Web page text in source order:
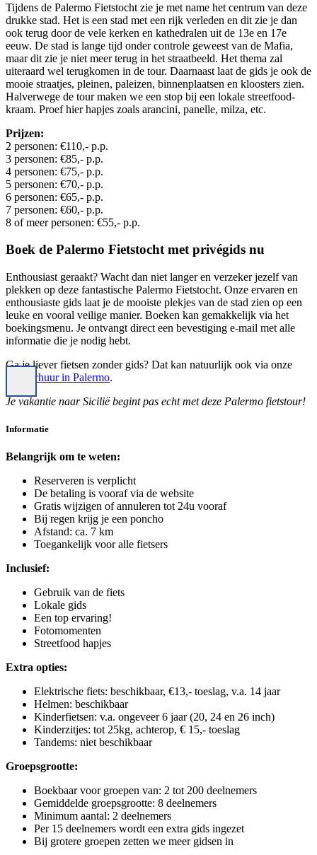
Tijdens de Palermo Fietstocht zie je met name het centrum van deze
drukke stad. Het is een stad met een rijk verleden en dit zie je dan
ook terug door de vele kerken en kathedralen uit de 13e en 17e
eeuw. De stad is lange tijd onder controle geweest van de Mafia,
maar dit zie je niet meer terug in het straatbeeld. Het thema zal
uiteraard wel terugkomen in de tour. Daarnaast laat de gids je ook de
mooie straatjes, pleinen, paleizen, binnenplaatsen en kloosters zien.
Halverwege de tour maken we een stop bij een lokale streetfood-
kraam. Proef hier hapjes zoals arancini, panelle, milza, etc.
Prijzen:
2 personen: €110,- p.p.
3 personen: €85,- p.p.
4 personen: €75,- p.p.
5 personen: €70,- p.p.
6 personen: €65,- p.p.
7 personen: €60,- p.p.
8 of meer personen: €55,- p.p.
Boek de Palermo Fietstocht met privégids nu
Enthousiast geraakt? Wacht dan niet langer en verzeker jezelf van
plekken op deze fantastische Palermo Fietstocht. Onze ervaren en
enthousiaste gids laat je de mooiste plekjes van de stad zien op een
leuke en vooral veilige manier. Boeken kan gemakkelijk via het
boekingsmenu. Je ontvangt direct een bevestiging e-mail met alle
informatie die je nodig hebt.
Ga je liever fietsen zonder gids? Dat kan natuurlijk ook via onze
fietsverhuur in Palermo.
Je vakantie naar Sicilië begint pas echt met deze Palermo fietstour!
Informatie
Belangrijk om te weten:
Reserveren is verplicht
De betaling is vooraf via de website
Gratis wijzigen of annuleren tot 24u vooraf
Bij regen krijg je een poncho
Afstand: ca. 7 km
Toegankelijk voor alle fietsers
Inclusief:
Gebruik van de fiets
Lokale gids
Een top ervaring!
Fotomomenten
Streetfood hapjes
Extra opties:
Elektrische fiets: beschikbaar, €13,- toeslag, v.a. 14 jaar
Helmen: beschikbaar
Kinderfietsen: v.a. ongeveer 6 jaar (20, 24 en 26 inch)
Kinderzitjes: tot 25kg, achterop, € 15,- toeslag
Tandems: niet beschikbaar
Groepsgrootte:
Boekbaar voor groepen van: 2 tot 200 deelnemers
Gemiddelde groepsgrootte: 8 deelnemers
Minimum aantal: 2 deelnemers
Per 15 deelnemers wordt een extra gids ingezet
Bij grotere groepen zetten we meer gidsen in